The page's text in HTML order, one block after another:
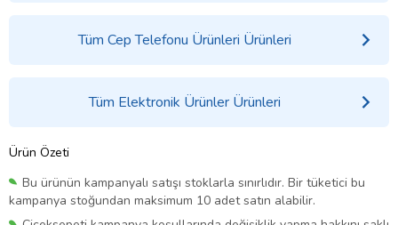
Tüm Cep Telefonu Ürünleri Ürünleri
Tüm Elektronik Ürünler Ürünleri
Ürün Özeti
Bu ürünün kampanyalı satışı stoklarla sınırlıdır. Bir tüketici bu
kampanya stoğundan maksimum 10 adet satın alabilir.